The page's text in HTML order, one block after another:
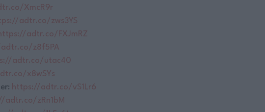
XmcR9r
adtr.co/zws3YS
https://adtr.co/FXJmRZ
z8f5PA
adtr.co/utac40
x8wSYs
https://adtr.co/vS1Lr6
adtr.co/zRn1bM